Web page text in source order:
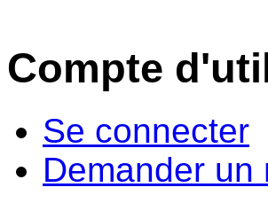
Compte
Se connecter
Demander